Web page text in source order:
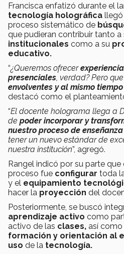
Francisca enfatizó durante el
tecnología holográfica llegó
proceso sistemático de
que pudieran contribuir tanto a
institucionales como a su
educativo.
“¿Queremos ofrecer
presenciales , verdad? Pero
envolventes y al mismo
destacó como el
“El docente holograma llega a
de poder incorporar y
nuestro proceso de
tener un nuevo estándar de
nuestra institución”, agregó.
Rangel indicó por su parte que
proceso fue configurar toda
y el equipamiento
hacer la proyección del
Posteriormente, se buscó
aprendizaje activo como
activo de las clases, así
formación y orientación al
uso de la tecnología.